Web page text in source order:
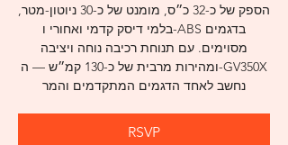
הספק של כ-32 כ״ס, מומנט של כ-30 ניוטון-מטר,
בלמי דיסק קדמי ואחורי ו-ABS בדגמים
מסוימים. עם תנוחת רכיבה נוחה ויציבה
ומהירות מרבית של כ-130 קמ״ש — ה-GV350X
נחשב לאחד הדגמים המתקדמים והמר
RSVP